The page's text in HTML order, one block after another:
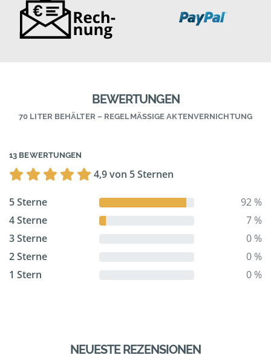
BEWERTUNGEN
70 LITER BEHÄLTER – REGELMÄSSIGE AKTENVERNICHTUNG
13 BEWERTUNGEN
4,9 von 5 Sternen
5 Sterne
92 %
4 Sterne
7 %
3 Sterne
0 %
2 Sterne
0 %
1 Stern
0 %
NEUESTE REZENSIONEN